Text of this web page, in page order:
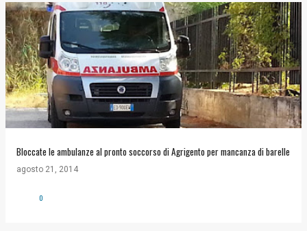
Bloccate le ambulanze al pronto soccorso di Agrigento per mancanza di barelle
agosto 21, 2014
0